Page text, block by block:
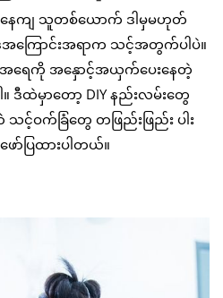
ကျ သူတစ်ယောက် ဒါမှမဟုတ်
ကြောင်းအရာက သင့်အတွက်ပါပဲ။
ေကို အနှောင့်အယှက်ပေးနေတဲ့
ဒီထဲမှာတော့ DIY နည်းလမ်းတွေ
ဝက်ခြံတွေ တဖြည်းဖြည်း ပါး
ာ်ပြထားပါတယ်။